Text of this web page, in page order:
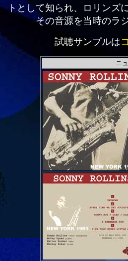
トとして知られ、ロリンズ
その音源を当時のラ
試聴サンプルは
ニ